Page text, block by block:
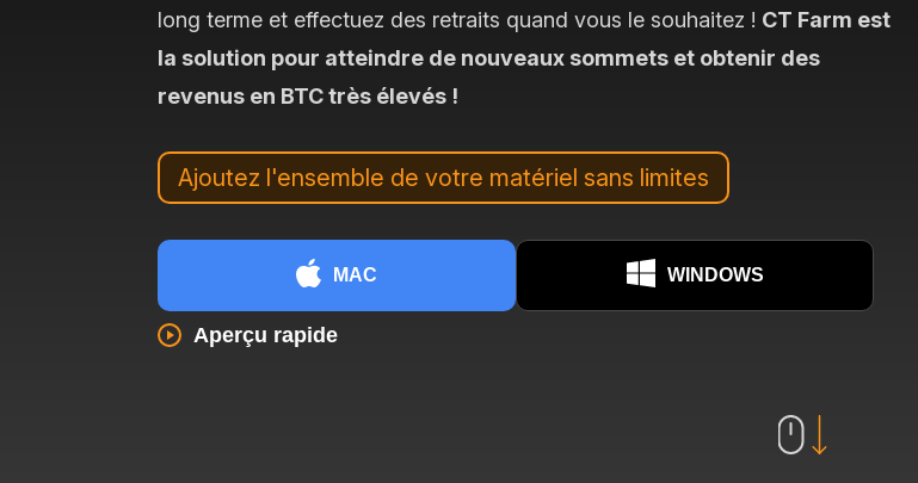
long terme et effectuez des retraits quand vous le souhaitez ! CT Farm est
la solution pour atteindre de nouveaux sommets et obtenir des
revenus en BTC très élevés !
Ajoutez l'ensemble de votre matériel sans limites
WINDOWS
MAC
Aperçu rapide